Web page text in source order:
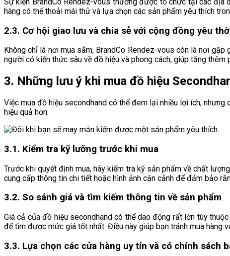
hàng có thể thoải mái thử và lựa chọn các sản phẩm yêu thích
2.3. Cơ hội giao lưu và chia sẻ với cộng đồng yêu
Không chỉ là nơi mua sắm, BrandCo Rendez-vous còn là nơi
người có kiến thức sâu về đồ hiệu và phong cách, giúp tăng thêm
3. Những lưu ý khi mua đồ hiệu
Việc mua đồ hiệu secondhand có thể đem lại nhiều lợi ích,
hiệu quả hơn:
3.1. Kiểm tra kỹ lưỡng trước khi mua
Trước khi quyết định mua, hãy kiểm tra kỹ sản phẩm về chất
cung cấp thông tin chi tiết hoặc hình ảnh cận cảnh để đảm bảo
3.2. So sánh giá và tìm kiếm thông tin về sản phẩm
Giá cả của đồ hiệu secondhand có thể dao động rất lớn tùy
để tìm được mức giá tốt nhất. Điều này giúp bạn tránh mua hàng
3.3. Lựa chọn các cửa hàng uy tín và có chính sách